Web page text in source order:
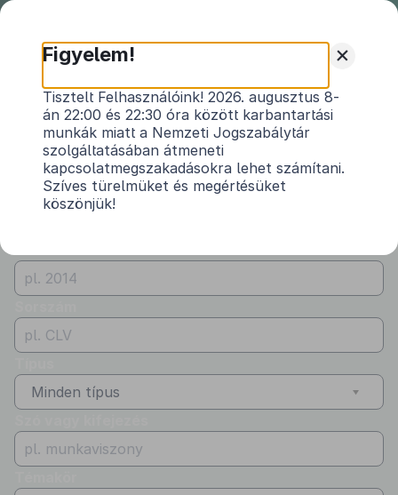
Önkormányzati
rendeletek
Önkormányzati rendeletek
Vármegye
Győr-Moson-Sopron
Kibocsátó
Újrónafő Község Önkormányzata
Minden típus
+
Figyelem!
Tisztelt Felhasználóink! 2026. augusztus 8-
án 22:00 és 22:30 óra között karbantartási
munkák miatt a Nemzeti Jogszabálytár
szolgáltatásában átmeneti
kapcsolatmegszakadásokra lehet számítani.
Szíves türelmüket és megértésüket
köszönjük!